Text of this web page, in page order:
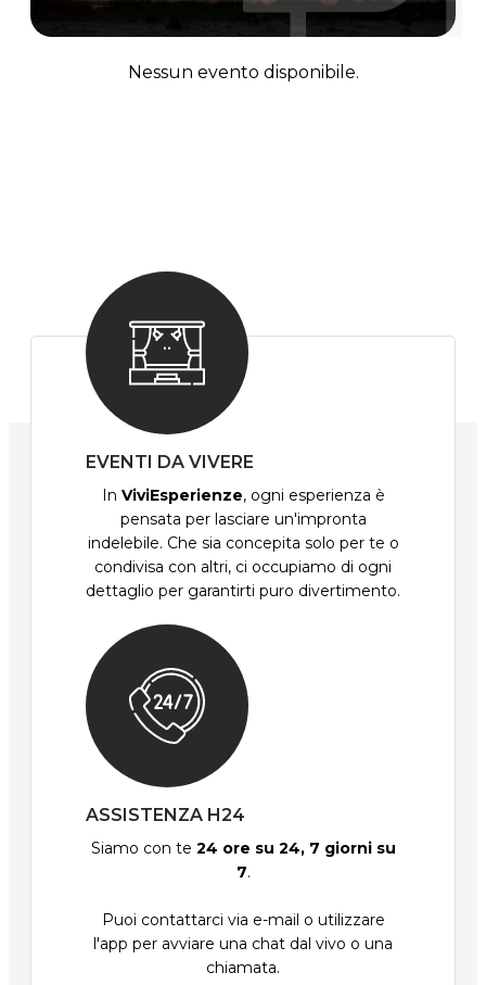
Nessun evento disponibile.
EVENTI DA VIVERE
In ViviEsperienze, ogni esperienza è
pensata per lasciare un'impronta
indelebile. Che sia concepita solo per te o
condivisa con altri, ci occupiamo di ogni
dettaglio per garantirti puro divertimento.
ASSISTENZA H24
Siamo con te 24 ore su 24, 7 giorni su
7.
Puoi contattarci via e-mail o utilizzare
l'app per avviare una chat dal vivo o una
chiamata.